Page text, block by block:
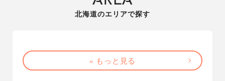
北海道のエリアで探す
» もっと見る